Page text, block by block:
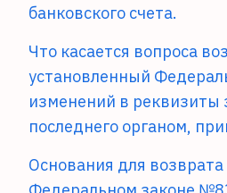
банковского счета.
Что касается вопроса
установленный
изменений в реквизиты
последнего органом,
Основания для